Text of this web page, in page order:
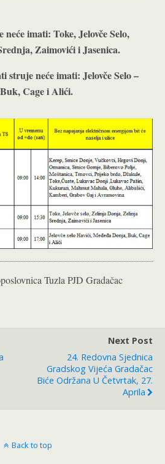
imati: Toke, Jelovče Selo,
Zaimovići i Jasenica.
struje neće imati: Jelovče Selo –
Cage i Alići.
Tuzla PJD Gradačac
Next Post
24. Redovna Sjednica
Gradskog Vijeća Gradačac
Biće Održana U Četvrtak, 27.
Aprila
Back to top